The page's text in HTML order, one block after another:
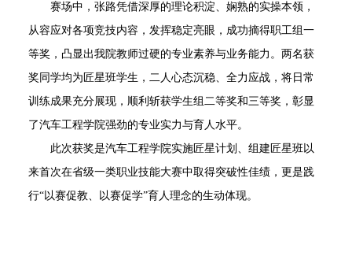
赛场中，张路凭借深厚的理论积淀、娴熟的实操本领，
从容应对各项竞技内容，发挥稳定亮眼，成功摘得职工组一
等奖，凸显出我院教师过硬的专业素养与业务能力。两名获
奖同学均为匠星班学生，二人心态沉稳、全力应战，将日常
训练成果充分展现，顺利斩获学生组二等奖和三等奖，彰显
了汽车工程学院强劲的专业实力与育人水平。
此次获奖是汽车工程学院实施匠星计划、组建匠星班以
来首次在省级一类职业技能大赛中取得突破性佳绩，更是践
行“以赛促教、以赛促学”育人理念的生动体现。